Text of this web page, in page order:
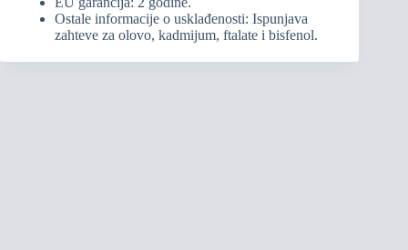
Ostale informacije o usklađenosti: Ispunjava
zahteve za olovo, kadmijum, ftalate i bisfenol.